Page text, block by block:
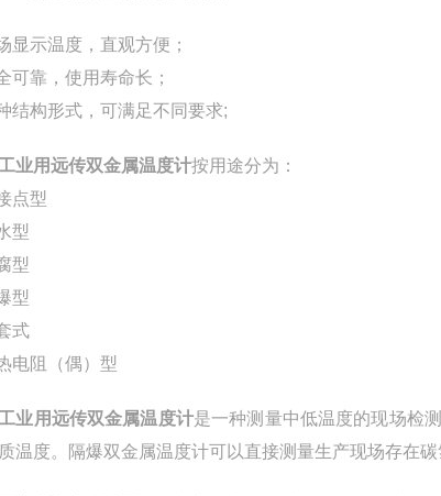
显示温度，直观方便；
可靠，使用寿命长；
结构形式，可满足不同要求;
业用远传双金属温度计按用途分为：
点型
型
型
型
式
电阻（偶）型
业用远传双金属温度计是一种测量中低温度的现场检
温度。隔爆双金属温度计可以直接测量生产现场存在